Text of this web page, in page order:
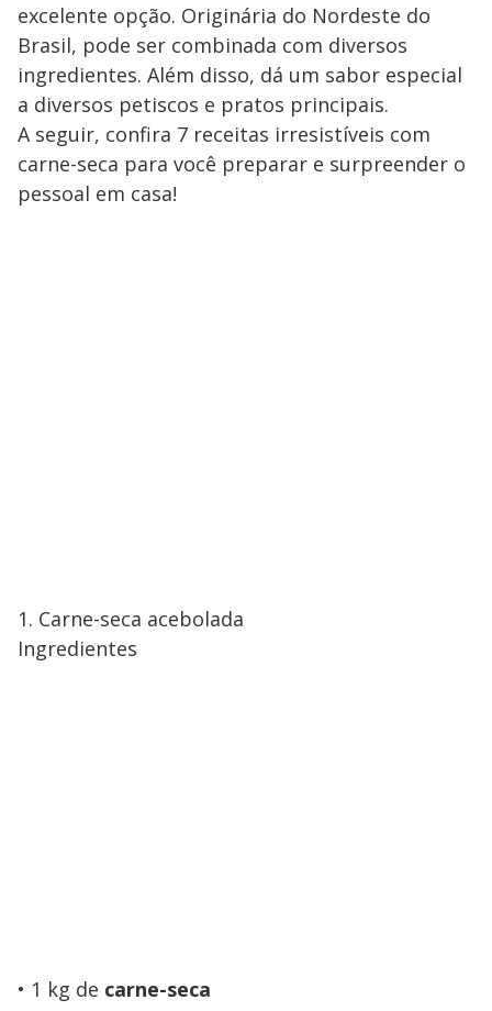
excelente opção. Originária do Nordeste do
Brasil, pode ser combinada com diversos
ingredientes. Além disso, dá um sabor especial
a diversos petiscos e pratos principais.
A seguir, confira 7 receitas irresistíveis com
carne-seca para você preparar e surpreender o
pessoal em casa!
1. Carne-seca acebolada
Ingredientes
1 kg de carne-seca